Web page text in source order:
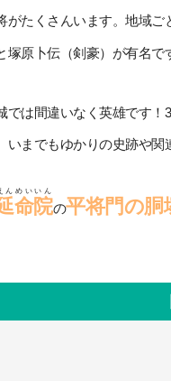
がたくさんいます。地域
塚原卜伝（剣豪）が有名で
では間違いなく英雄です
までもゆかりの史跡や関
命院
んめいいん
の平将門の胴